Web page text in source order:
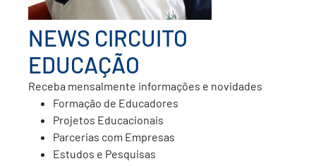
NEWS CIRCUITO
EDUCAÇÃO
Receba mensalmente informações e novidades
Formação de Educadores
Projetos Educacionais
Parcerias com Empresas
Estudos e Pesquisas
E-mail
Telefone
Selecione a(s) área(s) de seu interesse
Formação de Educadores